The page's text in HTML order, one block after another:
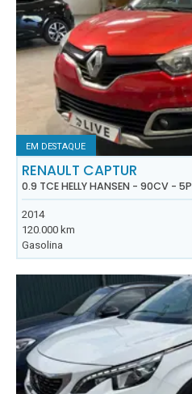
EM DESTAQUE
RENAULT CAPTUR
0.9 TCE HELLY HANSEN - 90CV - 5P
2014
120.000 km
Gasolina